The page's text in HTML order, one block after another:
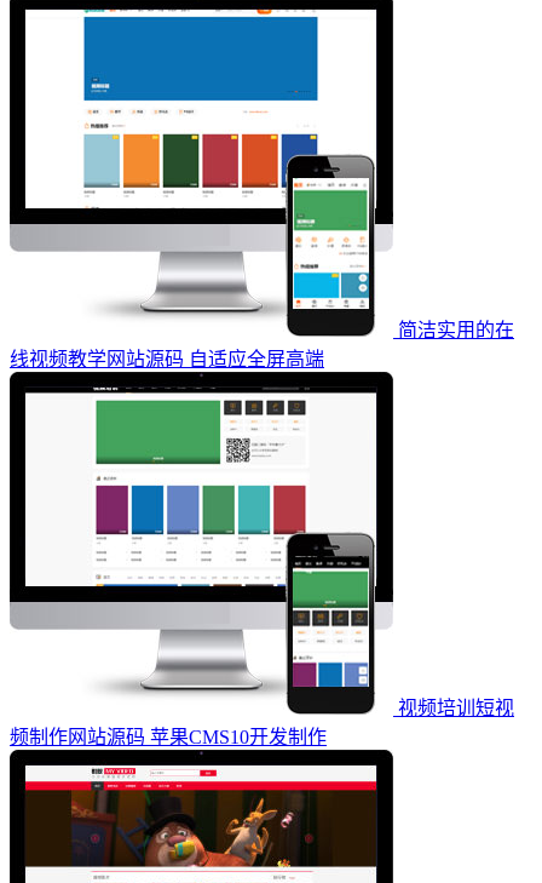
简洁实用的在
线视频教学网站源码 自适应全屏高端
视频培训短视
频制作网站源码 苹果CMS10开发制作